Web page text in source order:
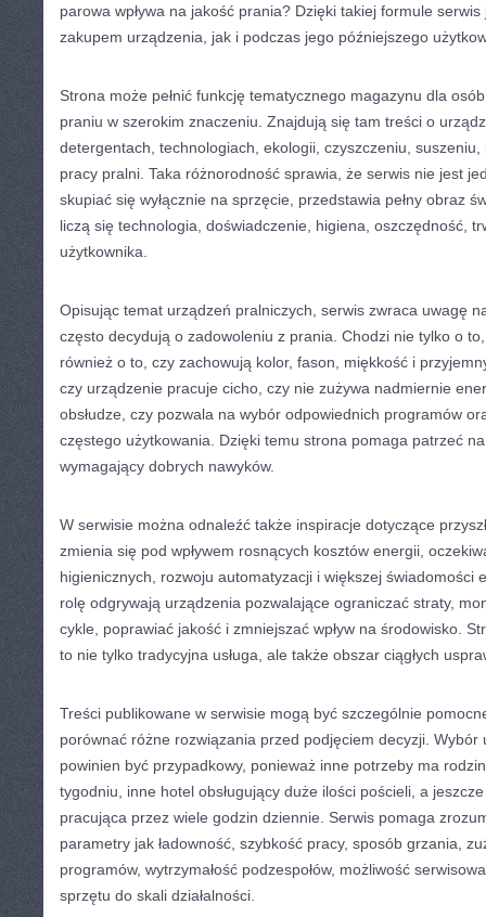
parowa wpływa na jakość prania? Dzięki takiej formule
zakupem urządzenia, jak i podczas jego późniejszego
Strona może pełnić funkcję tematycznego magazynu dla
praniu w szerokim znaczeniu. Znajdują się tam treści o
detergentach, technologiach, ekologii, czyszczeniu,
pracy pralni. Taka różnorodność sprawia, że serwis nie jest
skupiać się wyłącznie na sprzęcie, przedstawia pełny obraz
liczą się technologia, doświadczenie, higiena, oszczędność,
użytkownika.
Opisując temat urządzeń pralniczych, serwis zwraca uwagę
często decydują o zadowoleniu z prania. Chodzi nie tylko o
również o to, czy zachowują kolor, fason, miękkość i
czy urządzenie pracuje cicho, czy nie zużywa nadmiernie
obsłudze, czy pozwala na wybór odpowiednich programów
częstego użytkowania. Dzięki temu strona pomaga patrzeć
wymagający dobrych nawyków.
W serwisie można odnaleźć także inspiracje dotyczące
zmienia się pod wpływem rosnących kosztów energii,
higienicznych, rozwoju automatyzacji i większej świadomości
rolę odgrywają urządzenia pozwalające ograniczać straty,
cykle, poprawiać jakość i zmniejszać wpływ na środowisko.
to nie tylko tradycyjna usługa, ale także obszar ciągłych
Treści publikowane w serwisie mogą być szczególnie
porównać różne rozwiązania przed podjęciem decyzji.
powinien być przypadkowy, ponieważ inne potrzeby ma
tygodniu, inne hotel obsługujący duże ilości pościeli, a
pracująca przez wiele godzin dziennie. Serwis pomaga
parametry jak ładowność, szybkość pracy, sposób grzania,
programów, wytrzymałość podzespołów, możliwość
sprzętu do skali działalności.